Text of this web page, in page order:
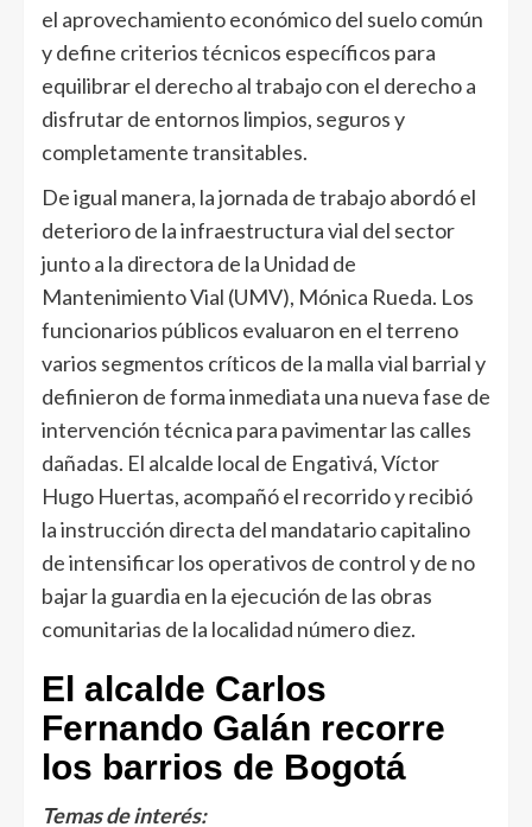
el aprovechamiento económico del suelo común
y define criterios técnicos específicos para
equilibrar el derecho al trabajo con el derecho a
disfrutar de entornos limpios, seguros y
completamente transitables.
De igual manera, la jornada de trabajo abordó el
deterioro de la infraestructura vial del sector
junto a la directora de la Unidad de
Mantenimiento Vial (UMV), Mónica Rueda. Los
funcionarios públicos evaluaron en el terreno
varios segmentos críticos de la malla vial barrial y
definieron de forma inmediata una nueva fase de
intervención técnica para pavimentar las calles
dañadas. El alcalde local de Engativá, Víctor
Hugo Huertas, acompañó el recorrido y recibió
la instrucción directa del mandatario capitalino
de intensificar los operativos de control y de no
bajar la guardia en la ejecución de las obras
comunitarias de la localidad número diez.
El alcalde Carlos
Fernando Galán recorre
los barrios de Bogotá
Temas de interés: